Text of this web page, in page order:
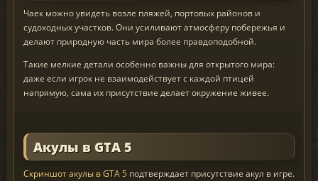
Чаек можно увидеть возле пляжей, портовых районов и
судоходных участков. Они усиливают атмосферу побережья и
делают природную часть мира более правдоподобной.
Такие мелкие детали особенно важны для открытого мира:
даже если игрок не взаимодействует с каждой птицей
напрямую, сама их присутствие делает окружение живее.
Акулы в GTA 5
Скриншот акулы в GTA 5 подтверждает присутствие акул в игре.